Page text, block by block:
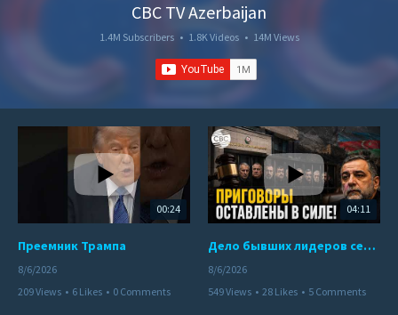
CBC TV Azerbaijan
1.4M Subscribers • 1.8K Videos • 14M Views
00:24
Преемник Трампа
8/6/2026
209 Views • 6 Likes • 0 Comments
04:11
Дело бывших лидеров сепаратистского режима в Карабахе
8/6/2026
549 Views • 28 Likes • 5 Comments